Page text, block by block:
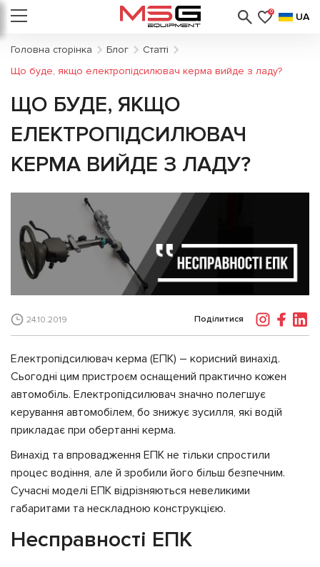
0 UA
Головна сторінка Блог
Статті
Що буде, якщо електропідсилювач керма вийде з ладу?
ЩО БУДЕ, ЯКЩО
ЕЛЕКТРОПІДСИЛЮВАЧ
КЕРМА ВИЙДЕ З ЛАДУ?
24.10.2019 Поділитися
Електропідсилювач керма (ЕПК) – корисний винахід.
Сьогодні цим пристроєм оснащений практично кожен
автомобіль. Електропідсилювач значно полегшує
керування автомобілем, бо знижує зусилля, які водій
прикладає при обертанні керма.
Винахід та впровадження ЕПК не тільки спростили
процес водіння, але й зробили його більш безпечним.
Сучасні моделі ЕПК відрізняються невеликими
габаритами та нескладною конструкцією.
Несправності ЕПК